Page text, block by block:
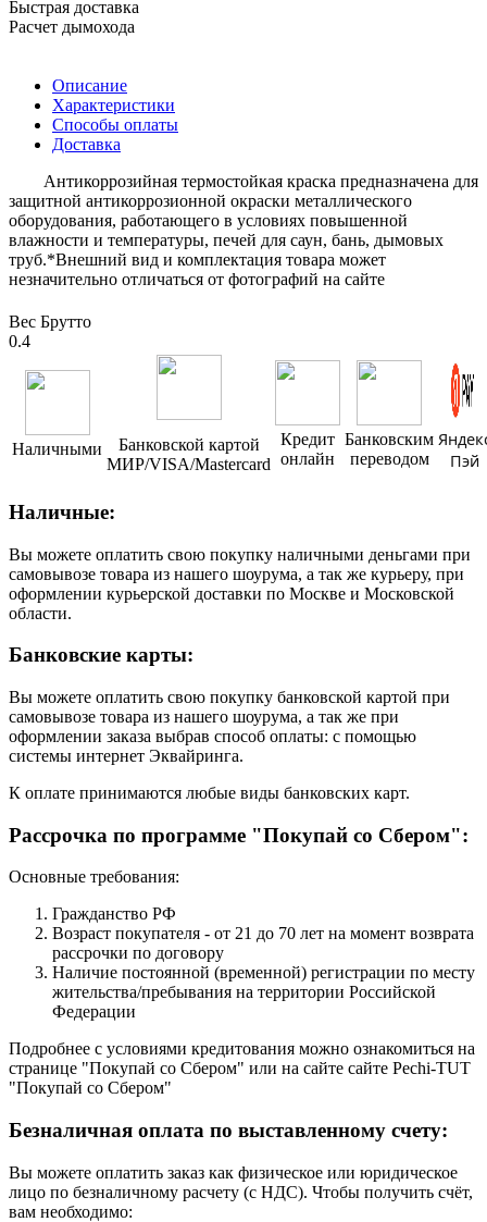
Быстрая доставка
Расчет дымохода
Описание
Характеристики
Способы оплаты
Доставка
Антикоррозийная термостойкая краска предназначена для
защитной антикоррозионной окраски металлического
оборудования, работающего в условиях повышенной
влажности и температуры, печей для саун, бань, дымовых
труб.*Внешний вид и комплектация товара может
незначительно отличаться от фотографий на сайте
Вес Брутто
0.4
Наличными
Банковской картой
МИР/VISA/Mastercard
Кредит
онлайн
Банковским
переводом
Пэй
Наличные:
Вы можете оплатить свою покупку наличными деньгами при
самовывозе товара из нашего шоурума, а так же курьеру, при
оформлении курьерской доставки по Москве и Московской
области.
Банковские карты:
Вы можете оплатить свою покупку банковской картой при
самовывозе товара из нашего шоурума, а так же при
оформлении заказа выбрав способ оплаты: с помощью
системы интернет Эквайринга.
К оплате принимаются любые виды банковских карт.
Рассрочка по программе "Покупай со Сбером":
Основные требования:
Гражданство РФ
Возраст покупателя - от 21 до 70 лет на момент возврата
рассрочки по договору
Наличие постоянной (временной) регистрации по месту
жительства/пребывания на территории Российской
Федерации
Подробнее с условиями кредитования можно ознакомиться на
странице "Покупай со Сбером" или на сайте сайте Pechi-TUT
"Покупай со Сбером"
Безналичная оплата по выставленному счету:
Вы можете оплатить заказ как физическое или юридическое
лицо по безналичному расчету (с НДС). Чтобы получить счёт,
вам необходимо: